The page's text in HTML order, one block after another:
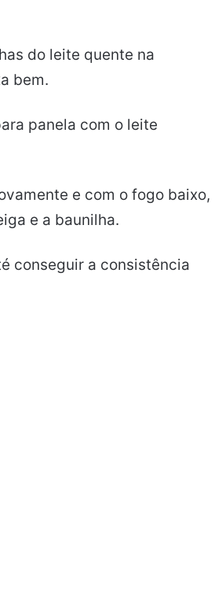
do leite quente na
bem.
panela com o leite
e com o fogo baixo,
e a baunilha.
conseguir a consistência